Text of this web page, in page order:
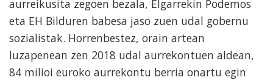
aurreikusita zegoen bezala, Elgarrekin Podemos
eta EH Bilduren babesa jaso zuen udal gobernu
sozialistak. Horrenbestez, orain artean
luzapenean zen 2018 udal aurrekontuen aldean,
84 milioi euroko aurrekontu berria onartu egin